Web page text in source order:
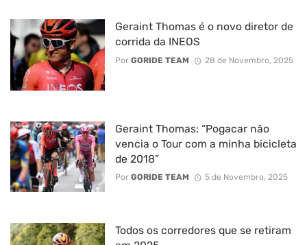
Geraint Thomas é o novo diretor de
corrida da INEOS
Por GORIDE TEAM 28 de Novembro, 2025
Geraint Thomas: “Pogacar não
vencia o Tour com a minha bicicleta
de 2018”
Por GORIDE TEAM 5 de Novembro, 2025
Todos os corredores que se retiram